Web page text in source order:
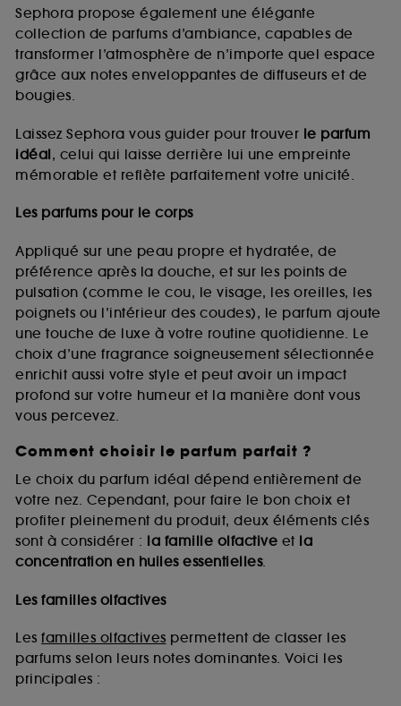
Sephora propose également une élégante
collection de parfums d’ambiance, capables de
transformer l’atmosphère de n’importe quel espace
grâce aux notes enveloppantes de diffuseurs et de
bougies.
Laissez Sephora vous guider pour trouver le parfum
idéal, celui qui laisse derrière lui une empreinte
mémorable et reflète parfaitement votre unicité.
Les parfums pour le corps
Appliqué sur une peau propre et hydratée, de
préférence après la douche, et sur les points de
pulsation (comme le cou, le visage, les oreilles, les
poignets ou l’intérieur des coudes), le parfum ajoute
une touche de luxe à votre routine quotidienne. Le
choix d’une fragrance soigneusement sélectionnée
enrichit aussi votre style et peut avoir un impact
profond sur votre humeur et la manière dont vous
vous percevez.
Comment choisir le parfum parfait ?
Le choix du parfum idéal dépend entièrement de
votre nez. Cependant, pour faire le bon choix et
profiter pleinement du produit, deux éléments clés
sont à considérer : la famille olfactive et la
concentration en huiles essentielles.
Les familles olfactives
Les familles olfactives permettent de classer les
parfums selon leurs notes dominantes. Voici les
principales :
de vous plaire via des publicités, y compris sur des
sites tiers et sur les réseaux sociaux, sur la base
des pages que vous avez consultées, de votre
navigation, et de l'historique de vos interactions.
d’en améliorer la performance.
Cookies de sécurisation des paiements en ligne :
fraudes aux moyens de paiement et les
usurpations d’identité.
Cookies fonctionnels :il s’agit de cookies
permettant l’affichage et/ou la fourniture de
certaines fonctionnalités du site, tel que les
cookies d’authentification qui sont utilisés afin de
vous faire bénéficier de l’authentification
prolongée vous permettant d’accéder à votre
compte lors de votre prochaine visite sur le site
sans saisir à nouveau votre identifiant et mot de
passe.
A l'exception des cookies techniques, le dépôt et la
lecture de ces traceurs requiert votre accord. Vous
pouvez personnaliser vos choix concernant le dépôt
de ces cookies grâce au bouton "personnaliser mes
choix" ci-dessous ou décider de "tout accepter".
Sephora pourra associer les informations de
navigation collectées par ces Cookies, pour les
collectées ou générées lors de votre activité en ligne
sur "continuer sans accepter". Voous pouvez à tout
moment choisir de retirer votrte consentement. Si vous
souhaitez obtenir plus d'information sur les cookies
utilisés, cliquez